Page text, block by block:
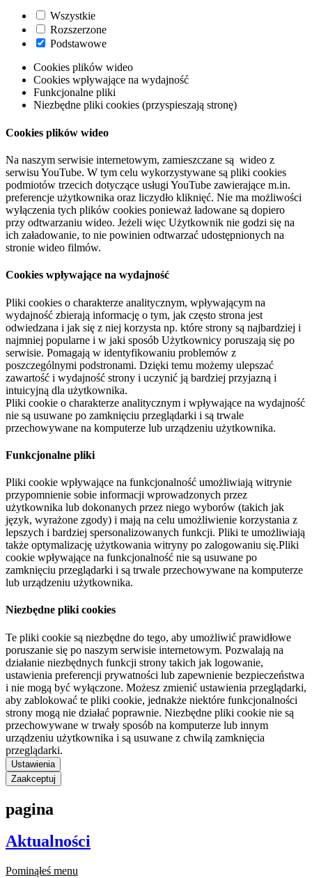
Wszystkie
Rozszerzone
Podstawowe
Cookies plików wideo
Cookies wpływające na wydajność
Funkcjonalne pliki
Niezbędne pliki cookies (przyspieszają stronę)
Cookies plików wideo
Na naszym serwisie internetowym, zamieszczane są wideo z
serwisu YouTube. W tym celu wykorzystywane są pliki cookies
podmiotów trzecich dotyczące usługi YouTube zawierające m.in.
preferencje użytkownika oraz liczydło kliknięć. Nie ma możliwości
wyłączenia tych plików cookies ponieważ ładowane są dopiero
przy odtwarzaniu wideo. Jeżeli więc Użytkownik nie godzi się na
ich załadowanie, to nie powinien odtwarzać udostępnionych na
stronie wideo filmów.
Cookies wpływające na wydajność
Pliki cookies o charakterze analitycznym, wpływającym na
wydajność zbierają informację o tym, jak często strona jest
odwiedzana i jak się z niej korzysta np. które strony są najbardziej i
najmniej popularne i w jaki sposób Użytkownicy poruszają się po
serwisie. Pomagają w identyfikowaniu problemów z
poszczególnymi podstronami. Dzięki temu możemy ulepszać
zawartość i wydajność strony i uczynić ją bardziej przyjazną i
intuicyjną dla użytkownika.
Pliki cookie o charakterze analitycznym i wpływające na wydajność
nie są usuwane po zamknięciu przeglądarki i są trwale
przechowywane na komputerze lub urządzeniu użytkownika.
Funkcjonalne pliki
Pliki cookie wpływające na funkcjonalność umożliwiają witrynie
przypomnienie sobie informacji wprowadzonych przez
użytkownika lub dokonanych przez niego wyborów (takich jak
język, wyrażone zgody) i mają na celu umożliwienie korzystania z
lepszych i bardziej spersonalizowanych funkcji. Pliki te umożliwiają
także optymalizację użytkowania witryny po zalogowaniu się.Pliki
cookie wpływające na funkcjonalność nie są usuwane po
zamknięciu przeglądarki i są trwale przechowywane na komputerze
lub urządzeniu użytkownika.
Niezbędne pliki cookies
Te pliki cookie są niezbędne do tego, aby umożliwić prawidłowe
poruszanie się po naszym serwisie internetowym. Pozwalają na
działanie niezbędnych funkcji strony takich jak logowanie,
ustawienia preferencji prywatności lub zapewnienie bezpieczeństwa
i nie mogą być wyłączone. Możesz zmienić ustawienia przeglądarki,
aby zablokować te pliki cookie, jednakże niektóre funkcjonalności
strony mogą nie działać poprawnie. Niezbędne pliki cookie nie są
przechowywane w trwały sposób na komputerze lub innym
urządzeniu użytkownika i są usuwane z chwilą zamknięcia
przeglądarki.
Ustawienia
Zaakceptuj
pagina
Aktualności
Pominąłeś menu